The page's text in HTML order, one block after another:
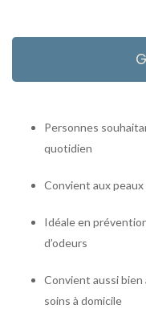
Personnes
quotidien
Convient aux
Idéale en
d’odeurs
Convient aussi bien
soins à domicile